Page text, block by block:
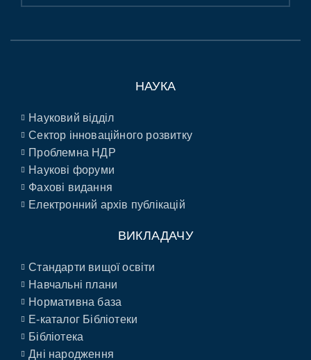
НАУКА
Науковий відділ
Сектор інноваційного розвитку
Проблемна НДР
Наукові форуми
Фахові видання
Електронний архів публікацій
ВИКЛАДАЧУ
Стандарти вищої освіти
Навчальні плани
Нормативна база
E-каталог Бібліотеки
Бібліотека
Дні народження